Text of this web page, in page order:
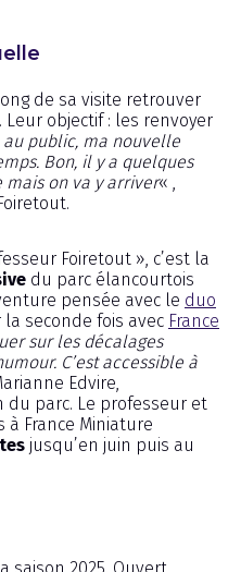
de sa visite retrouver
objectif : les renvoyer
au public, ma nouvelle
Bon, il y a quelques
mais on va y arriver« ,
Foiretout », c’est la
du parc élancourtois
pensée avec le duo
seconde fois avec France
sur les décalages
C’est accessible à
Edvire,
parc. Le professeur et
France Miniature
jusqu’en juin puis au
saison 2025. Ouvert